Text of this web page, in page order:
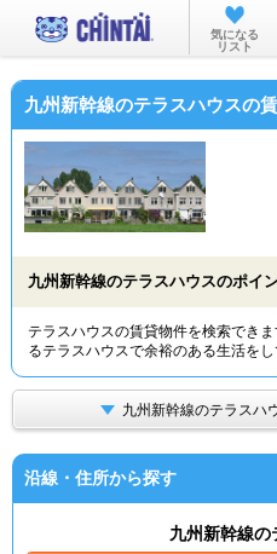
お部屋
沿
物
気になる
リスト
九州新幹線のテラスハウスの
九州新幹線のテラスハウスのポイ
テラスハウスの賃貸物件を検索でき
るテラスハウスで余裕のある生活をし
九州新幹線のテラスハ
沿線・住所から探す
九州新幹線の